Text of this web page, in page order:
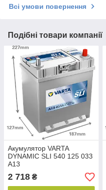
Всі умови повернення
Подібні товари компанії
Акумулятор VARTA
DYNAMIC SLI 540 125 033
A13
2 718 ₴